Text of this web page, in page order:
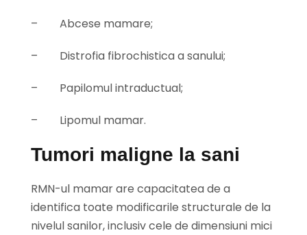
– Abcese mamare;
– Distrofia fibrochistica a sanului;
– Papilomul intraductual;
– Lipomul mamar.
Tumori maligne la sani
RMN-ul mamar are capacitatea de a
identifica toate modificarile structurale de la
nivelul sanilor, inclusiv cele de dimensiuni mici